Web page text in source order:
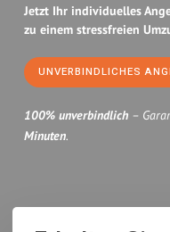
Jetzt Ihr individuelles
zu einem stressfreien
UNVERBINDLICHES
100% unverbindlich –
Minuten.